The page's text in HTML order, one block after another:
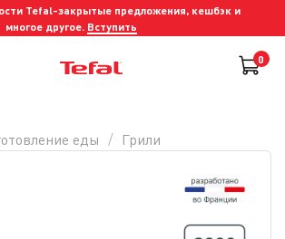
Tefal-закрытые предложения, кешбэк и
многое другое. Вступить
0
еды Грили